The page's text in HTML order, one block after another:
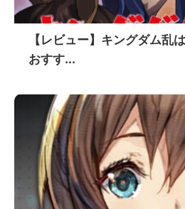
【レビュー】キングダム乱
おすす...